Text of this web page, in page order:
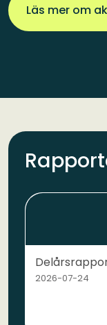
Läs mer om
2026-07-24